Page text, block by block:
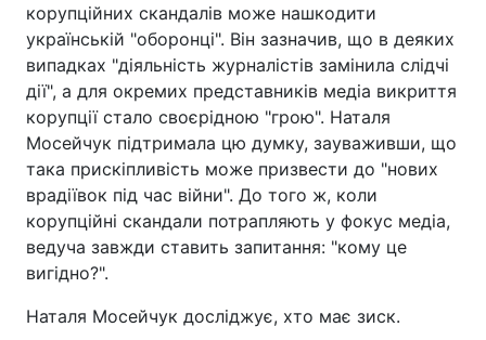
корупційних скандалів може нашкодити
українській "оборонці". Він зазначив, що в деяких
випадках "діяльність журналістів замінила слідчі
дії", а для окремих представників медіа викриття
корупції стало своєрідною "грою". Наталя
Мосейчук підтримала цю думку, зауваживши, що
така прискіпливість може призвести до "нових
врадіївок під час війни". До того ж, коли
корупційні скандали потрапляють у фокус медіа,
ведуча завжди ставить запитання: "кому це
вигідно?".
Наталя Мосейчук досліджує, хто має зиск.